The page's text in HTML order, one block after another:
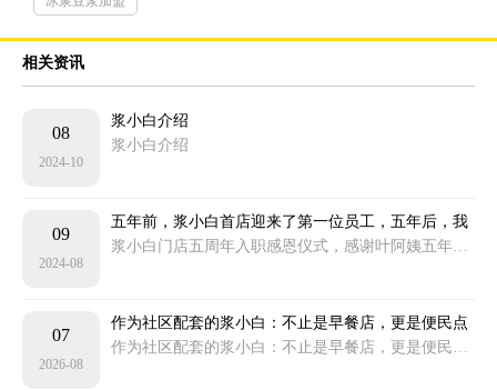
相关资讯
08
2024-10
浆小白介绍
浆小白介绍
09
2024-08
五年前，浆小白首店迎来了第一位员工，五年后，我
们为她举办了一场特别的仪式……感恩有你，一路前
浆小白门店五周年入职感恩仪式，感谢叶阿姨五年的付出，未来浆小白将继续一路同行！
07
2026-08
作为社区配套的浆小白：不止是早餐店，更是便民点
位
作为社区配套的浆小白：不止是早餐店，更是便民点位